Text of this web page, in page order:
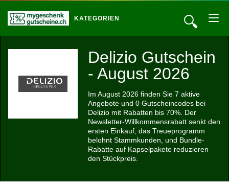
🔍
KATEGORIEN
Delizio Gutschein
- August 2026
Im August 2026 finden Sie 7 aktive
Angebote und 0 Gutscheincodes bei
Delizio mit Rabatten bis 70%. Der
Newsletter-Willkommensrabatt senkt den
ersten Einkauf, das Treueprogramm
belohnt Stammkunden, und Bundle-
Rabatte auf Kapselpakete reduzieren
den Stückpreis.